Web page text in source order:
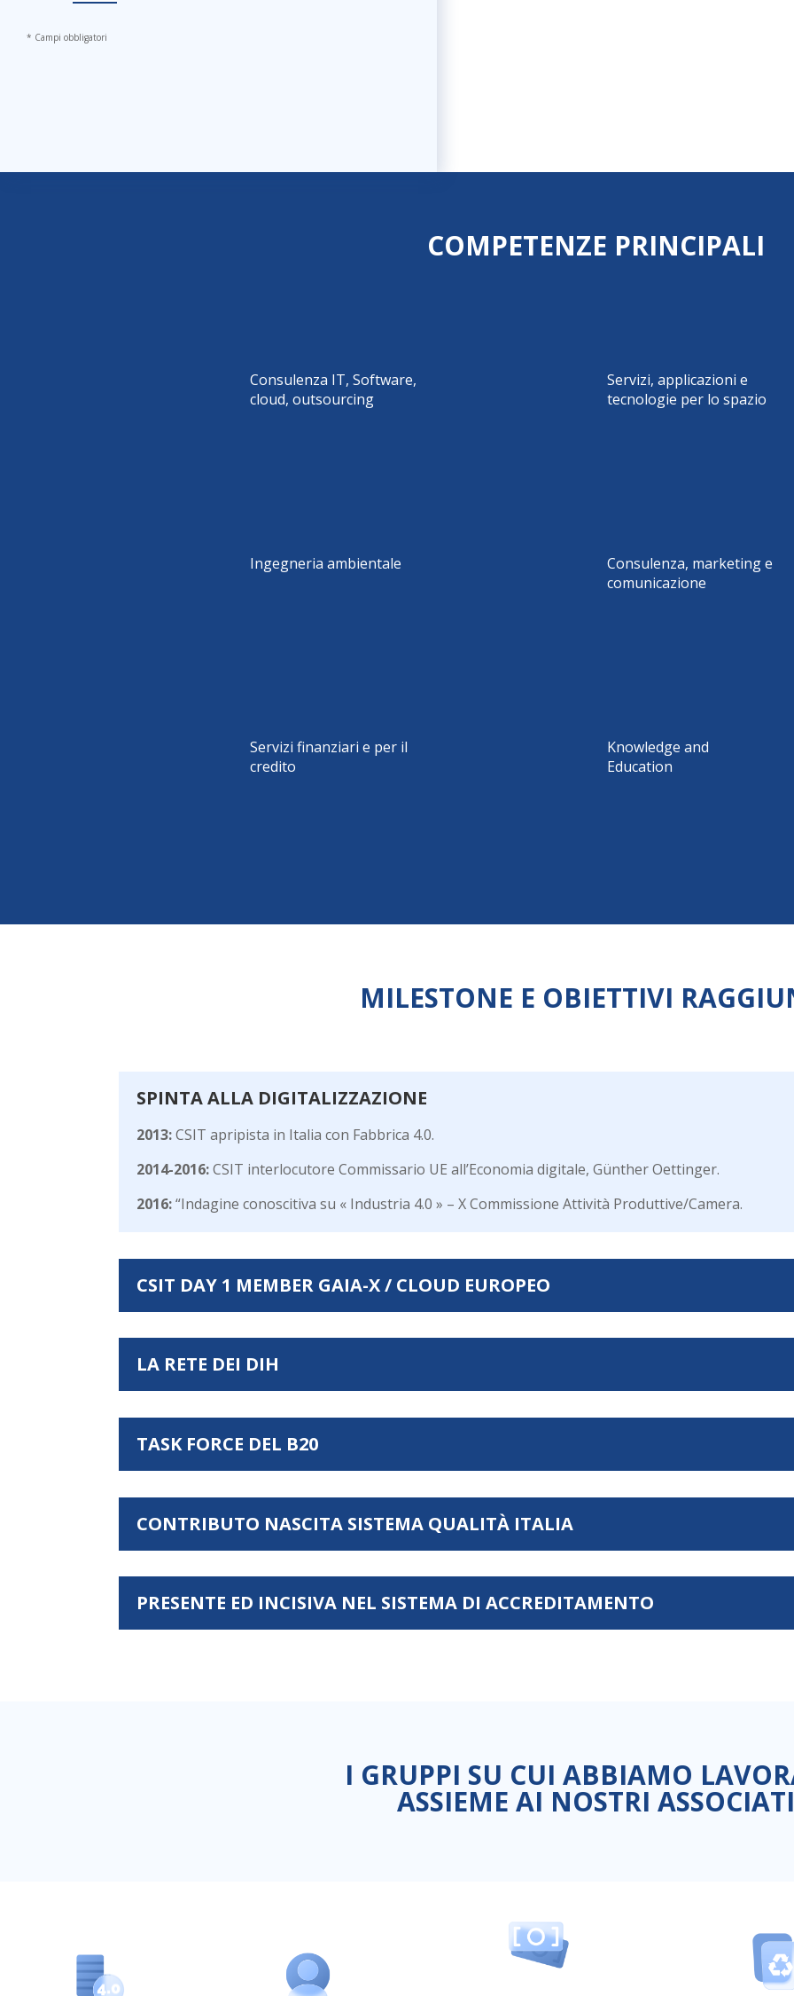
* Campi obbligatori
COMPETENZE PRINCIPALI
Consulenza IT, Software,
cloud, outsourcing
Servizi, applicazioni e
tecnologie per lo spazio
Ingegneria ambientale
Consulenza, marketing e
comunicazione
Servizi finanziari e per il
credito
Knowledge and
Education
MILESTONE E OBIETTIVI
SPINTA ALLA DIGITALIZZAZIONE
2013:CSIT apripista in Italia con Fabbrica 4.0.
2014-2016:CSIT interlocutore Commissario UE all’Economia digitale, Günther Oettinger.
2016:“Indagine conoscitiva su « Industria 4.0 » – X Commissione Attività Produttive/Camera.
CSIT DAY 1 MEMBER GAIA-X / CLOUD EUROPEO
LA RETE DEI DIH
TASK FORCE DEL B20
CONTRIBUTO NASCITA SISTEMA QUALITÀ ITALIA
PRESENTE ED INCISIVA NEL SISTEMA DI ACCREDITAMENTO
I GRUPPI SU CUI ABBIAMO
ASSIEME AI NOSTRI ASSOCIATI